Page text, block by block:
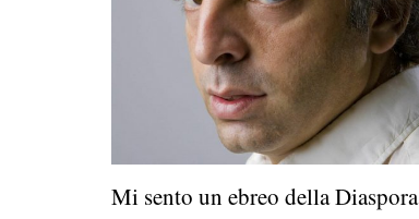
Mi sento un ebreo della Diaspora